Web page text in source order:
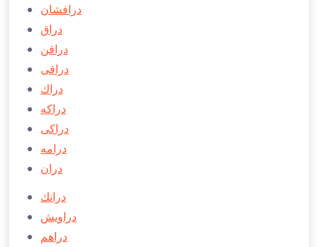
درافشان
دراق
دراقن
دراقی
دراك
دراكه
دراكی
درامه
دران
درانك
دراويش
دراهم